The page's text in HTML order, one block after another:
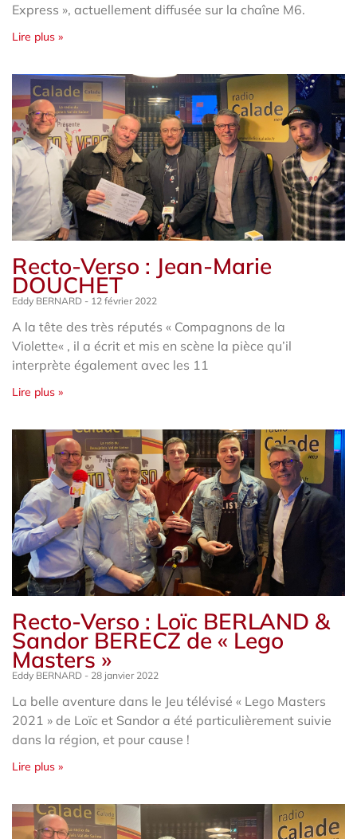
Express », actuellement diffusée sur la chaîne M6.
Lire plus »
Recto-Verso : Jean-Marie
DOUCHET
Eddy BERNARD 12 février 2022
A la tête des très réputés « Compagnons de la
Violette« , il a écrit et mis en scène la pièce qu’il
interprète également avec les 11
Lire plus »
Recto-Verso : Loïc BERLAND &
Sandor BERECZ de « Lego
Masters »
Eddy BERNARD 28 janvier 2022
La belle aventure dans le Jeu télévisé « Lego Masters
2021 » de Loïc et Sandor a été particulièrement suivie
dans la région, et pour cause !
Lire plus »